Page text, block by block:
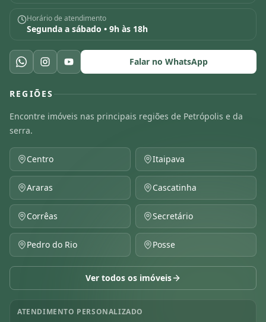
Horário de atendimento
Segunda a sábado • 9h às 18h
Falar no WhatsApp
REGIÕES
Encontre imóveis nas principais regiões de Petrópolis e da
serra.
Centro Itaipava
Araras Cascatinha
Corrêas Secretário
Pedro do Rio Posse
Ver todos os imóveis
ATENDIMENTO PERSONALIZADO